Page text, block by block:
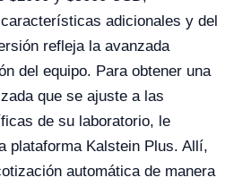
adicionales y del
refleja la avanzada
del equipo. Para obtener una
que se ajuste a las
de su laboratorio, le
plataforma Kalstein Plus. Allí,
automática de manera